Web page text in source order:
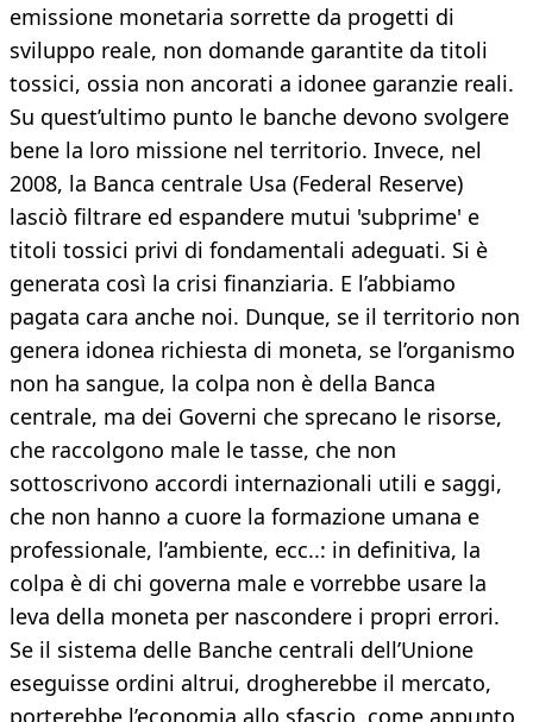
emissione monetaria sorrette da progetti di
sviluppo reale, non domande garantite da titoli
tossici, ossia non ancorati a idonee garanzie reali.
Su quest’ultimo punto le banche devono svolgere
bene la loro missione nel territorio. Invece, nel
2008, la Banca centrale Usa (Federal Reserve)
lasciò filtrare ed espandere mutui 'subprime' e
titoli tossici privi di fondamentali adeguati. Si è
generata così la crisi finanziaria. E l’abbiamo
pagata cara anche noi. Dunque, se il territorio non
genera idonea richiesta di moneta, se l’organismo
non ha sangue, la colpa non è della Banca
centrale, ma dei Governi che sprecano le risorse,
che raccolgono male le tasse, che non
sottoscrivono accordi internazionali utili e saggi,
che non hanno a cuore la formazione umana e
professionale, l’ambiente, ecc..: in definitiva, la
colpa è di chi governa male e vorrebbe usare la
leva della moneta per nascondere i propri errori.
Se il sistema delle Banche centrali dell’Unione
eseguisse ordini altrui, drogherebbe il mercato,
porterebbe l’economia allo sfascio, come appunto